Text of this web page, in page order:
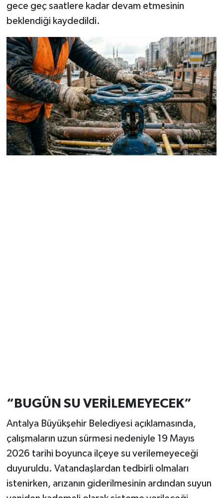
gece geç saatlere kadar devam etmesinin
beklendiği kaydedildi.
“BUGÜN SU VERİLEMEYECEK”
Antalya Büyükşehir Belediyesi açıklamasında,
çalışmaların uzun sürmesi nedeniyle 19 Mayıs
2026 tarihi boyunca ilçeye su verilemeyeceği
duyuruldu. Vatandaşlardan tedbirli olmaları
istenirken, arızanın giderilmesinin ardından suyun